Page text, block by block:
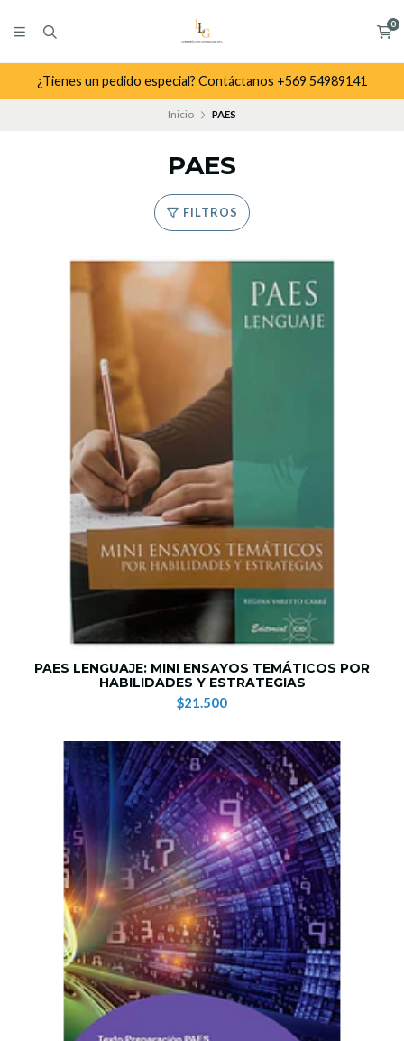
0
¿Tienes un pedido especial? Contáctanos +569 54989141
Inicio PAES
PAES
FILTROS
PAES LENGUAJE: MINI ENSAYOS TEMÁTICOS POR
HABILIDADES Y ESTRATEGIAS
$21.500